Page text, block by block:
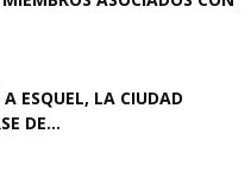
ESQUEL, LA CIUDAD
DE...